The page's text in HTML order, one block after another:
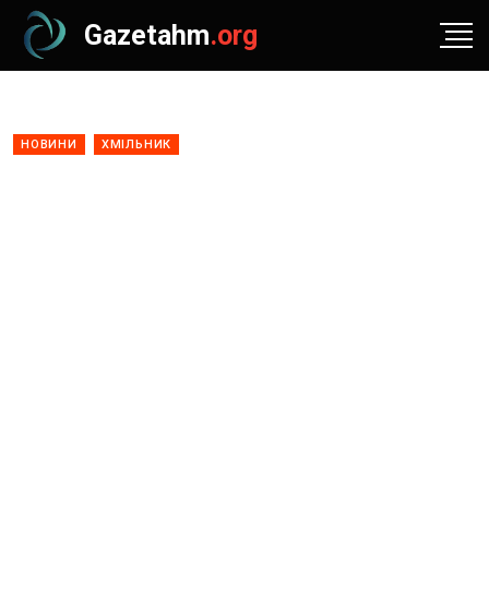
Gazetahm.org
НОВИНИ ХМІЛЬНИК